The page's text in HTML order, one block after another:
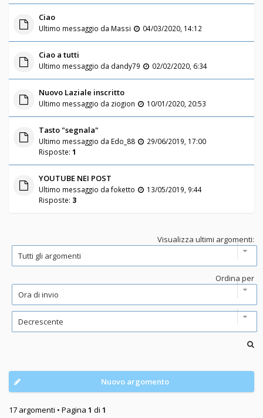
Ciao
Ultimo messaggio da Massi 04/03/2020, 14:12
Ciao a tutti
Ultimo messaggio da dandy79 02/02/2020, 6:34
Nuovo Laziale inscritto
Ultimo messaggio da ziogion 10/01/2020, 20:53
Tasto "segnala"
Ultimo messaggio da Edo_88
29/06/2019, 17:00
Risposte: 1
YOUTUBE NEI POST
Ultimo messaggio da foketto
13/05/2019, 9:44
Risposte: 3
Visualizza ultimi argomenti:
Ordina per
Nuovo argomento
17 argomenti • Pagina 1 di 1